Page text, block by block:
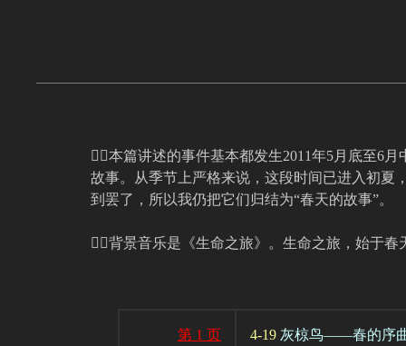
本篇讲述的事件基本都发生2011年5月底至6
故事。从季节上严格来说，这段时间已进入初夏
到罢了，所以我仍把它们归结为“春天的故事”。
背景音乐是《生命之旅》。生命之旅，始于春
第 1 页 4-19 灰椋鸟——春的序